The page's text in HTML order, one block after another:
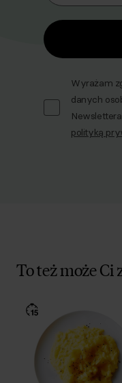
Wyrażam
danych
polityką
To też może Ci